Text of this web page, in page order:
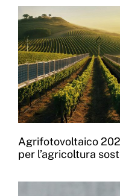
Agrifotovoltaico
per l’agricoltura